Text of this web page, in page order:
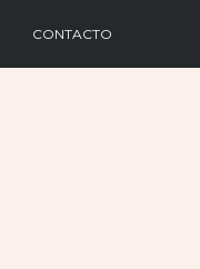
CONTACTO